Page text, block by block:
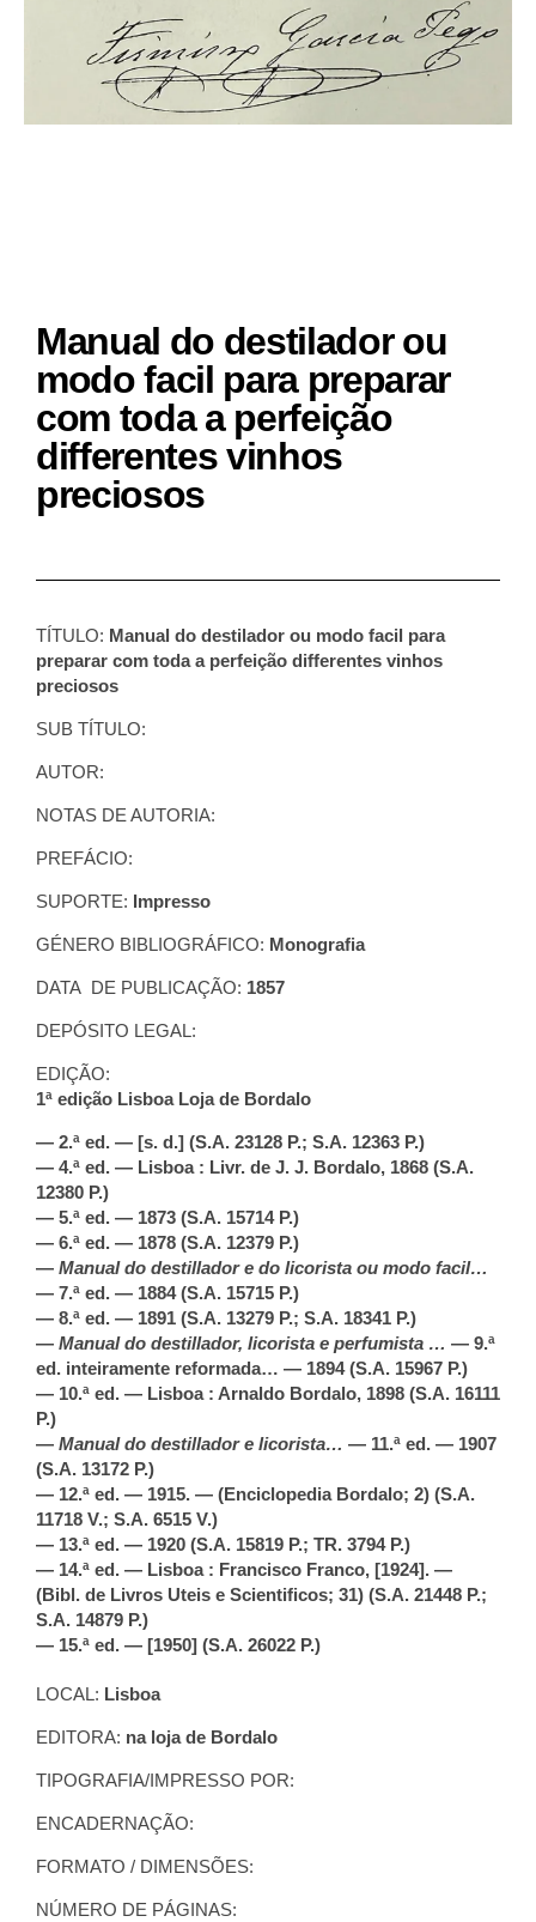
Manual do destilador ou
modo facil para preparar
com toda a perfeição
differentes vinhos
preciosos
TÍTULO: Manual do destilador ou modo facil para
preparar com toda a perfeição differentes vinhos
preciosos
SUB TÍTULO:
AUTOR:
NOTAS DE AUTORIA:
PREFÁCIO:
SUPORTE: Impresso
GÉNERO BIBLIOGRÁFICO: Monografia
DATA DE PUBLICAÇÃO: 1857
DEPÓSITO LEGAL:
EDIÇÃO:
1ª edição Lisboa Loja de Bordalo
— 2.ª ed. — [s. d.] (S.A. 23128 P.; S.A. 12363 P.)
— 4.ª ed. — Lisboa : Livr. de J. J. Bordalo, 1868 (S.A.
12380 P.)
— 5.ª ed. — 1873 (S.A. 15714 P.)
— 6.ª ed. — 1878 (S.A. 12379 P.)
— Manual do destillador e do licorista ou modo facil…
— 7.ª ed. — 1884 (S.A. 15715 P.)
— 8.ª ed. — 1891 (S.A. 13279 P.; S.A. 18341 P.)
— Manual do destillador, licorista e perfumista … — 9.ª
ed. inteiramente reformada… — 1894 (S.A. 15967 P.)
— 10.ª ed. — Lisboa : Arnaldo Bordalo, 1898 (S.A. 16111
P.)
— Manual do destillador e licorista… — 11.ª ed. — 1907
(S.A. 13172 P.)
— 12.ª ed. — 1915. — (Enciclopedia Bordalo; 2) (S.A.
11718 V.; S.A. 6515 V.)
— 13.ª ed. — 1920 (S.A. 15819 P.; TR. 3794 P.)
— 14.ª ed. — Lisboa : Francisco Franco, [1924]. —
(Bibl. de Livros Uteis e Scientificos; 31) (S.A. 21448 P.;
S.A. 14879 P.)
— 15.ª ed. — [1950] (S.A. 26022 P.)
LOCAL: Lisboa
EDITORA: na loja de Bordalo
TIPOGRAFIA/IMPRESSO POR:
ENCADERNAÇÃO:
FORMATO / DIMENSÕES:
NÚMERO DE PÁGINAS: